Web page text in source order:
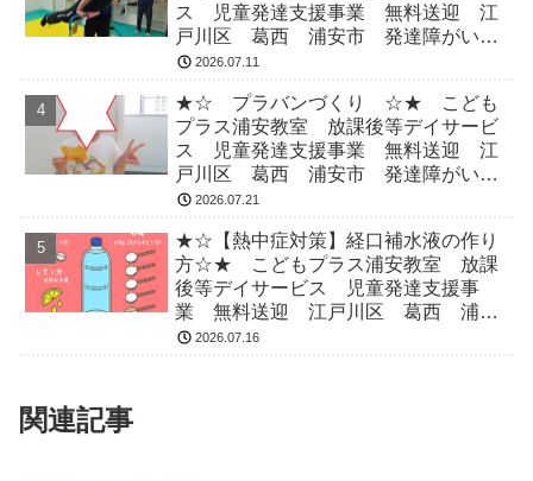
ス 児童発達支援事業 無料送迎 江
戸川区 葛西 浦安市 発達障がい
運動療育 放デイ 児発 ADHD 自
2026.07.11
★☆ プラバンづくり ☆★ こども
プラス浦安教室 放課後等デイサービ
ス 児童発達支援事業 無料送迎 江
戸川区 葛西 浦安市 発達障がい
運動療育 放デイ 児発 ADHD 自
2026.07.21
★☆【熱中症対策】経口補水液の作り
方☆★ こどもプラス浦安教室 放課
後等デイサービス 児童発達支援事
業 無料送迎 江戸川区 葛西 浦安
市 発達障がい 運動療育 放デイ
2026.07.16
関連記事